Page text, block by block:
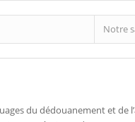
Notre
du dédouanement et de